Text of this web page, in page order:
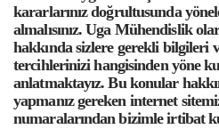
kararlarınız doğrultusunda
almalısınız. Uga Mühendislik
hakkında sizlere gerekli bilgileri
tercihlerinizi hangisinden yöne
anlatmaktayız. Bu konular
yapmanız gereken internet
numaralarından bizimle irtibat